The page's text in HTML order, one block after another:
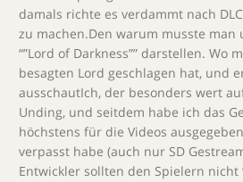
damals richte es verdammt nach DLC
zu machen.Den warum musste man
“”Lord of Darkness”” darstellen. Wo
besagten Lord geschlagen hat, und
ausschautIch, der besonders wert
Unding, und seitdem habe ich das
höchstens für die Videos
verpasst habe (auch nur SD
Entwickler sollten den Spielern nicht